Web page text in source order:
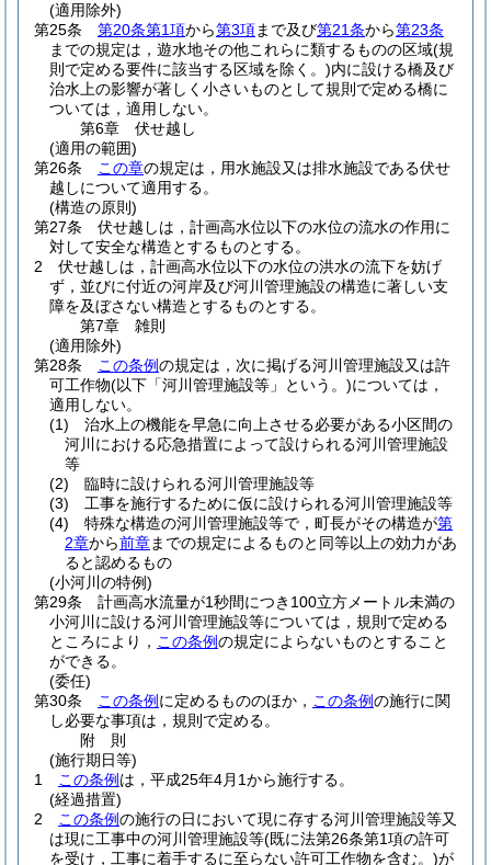
(適用除外)
第25条
第20条第1項から第3項まで及び第21条から第23条
までの規定は，遊水地その他これらに類するものの区域(規
則で定める要件に該当する区域を除く。)内に設ける橋及び
治水上の影響が著しく小さいものとして規則で定める橋に
ついては，適用しない。
第6章
伏せ越し
(適用の範囲)
第26条
この章の規定は，用水施設又は排水施設である伏せ
越しについて適用する。
(構造の原則)
第27条
伏せ越しは，計画高水位以下の水位の流水の作用に
対して安全な構造とするものとする。
2
伏せ越しは，計画高水位以下の水位の洪水の流下を妨げ
ず，並びに付近の河岸及び河川管理施設の構造に著しい支
障を及ぼさない構造とするものとする。
第7章
雑則
(適用除外)
第28条
この条例の規定は，次に掲げる河川管理施設又は許
可工作物(以下「河川管理施設等」という。)については，
適用しない。
(1)
治水上の機能を早急に向上させる必要がある小区間の
河川における応急措置によって設けられる河川管理施設
等
(2)
臨時に設けられる河川管理施設等
(3)
工事を施行するために仮に設けられる河川管理施設等
(4)
特殊な構造の河川管理施設等で，町長がその構造が第
2章から前章までの規定によるものと同等以上の効力があ
ると認めるもの
(小河川の特例)
第29条
計画高水流量が1秒間につき100立方メートル未満の
小河川に設ける河川管理施設等については，規則で定める
ところにより， この条例の規定によらないものとすること
ができる。
(委任)
第30条
この条例 に定めるもののほか， この条例の施行に関
し必要な事項は，規則で定める。
附 則
(施行期日等)
1
この条例 は，平成25年4月1から施行する。
(経過措置)
2
この条例の施行の日において現に存する河川管理施設等又
は現に工事中の河川管理施設等(既に法第26条第1項の許可
を受け，工事に着手するに至らない許可工作物を含む。)が